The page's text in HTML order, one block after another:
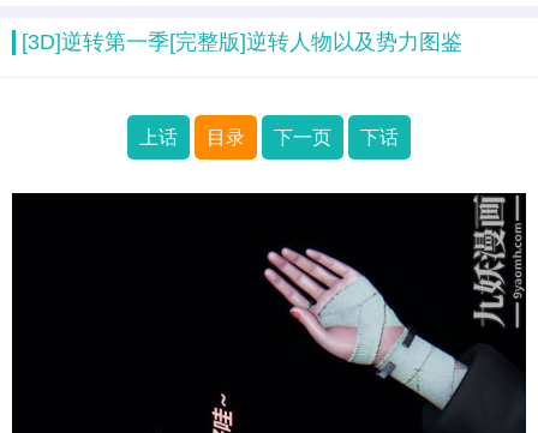
[3D]逆转第一季[完整版]逆转人物以及势力图鉴
上话 目录 下一页 下话